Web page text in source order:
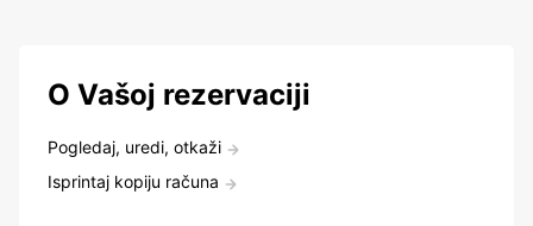
O Vašoj rezervaciji
Pogledaj, uredi, otkaži
Isprintaj kopiju računa